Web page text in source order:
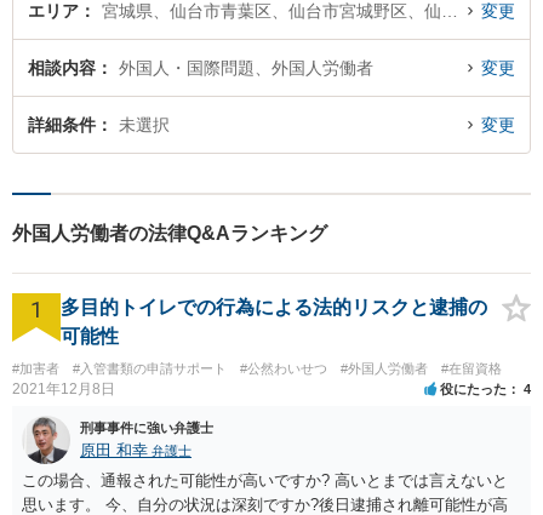
エリア 変更
相談内容 外国人・国際問題、外国人労働者 変更
詳細条件 未選択 変更
外国人労働者の法律Q&Aランキング
1
多目的トイレでの行為による法的リスクと逮捕の
可能性
#加害者 #入管書類の申請サポート #公然わいせつ #外国人労働者 #在留資格
2021年12月8日 役にたった 4
刑事事件に強い弁護士
原田 和幸 弁護士
この場合、通報された可能性が高いですか? 高いとまでは言えないと
思います。 今、自分の状況は深刻ですか?後日逮捕され離可能性が高